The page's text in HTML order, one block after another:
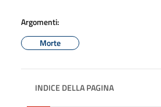
Argomenti:
Morte
INDICE DELLA PAGINA